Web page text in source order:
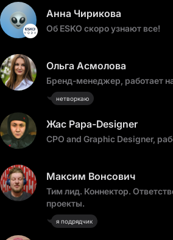
Анна Чирикова
Об ESKO скоро узнают все!
Ольга Асмолова
Бренд-менеджер, работает
нетворкаю
Жас Papa-Designer
CPO and Graphic Designer,
Максим Вонсович
Тим лид. Коннектор.
проекты.
я подрядчик